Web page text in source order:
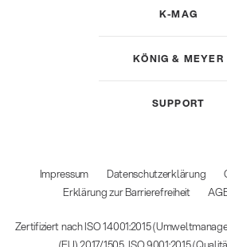
K-MAG
KÖNIG & MEYER
SUPPORT
Impressum Datenschutzerklärung
Erklärung zur Barrierefreiheit
Zertifiziert nach ISO 14001:2015